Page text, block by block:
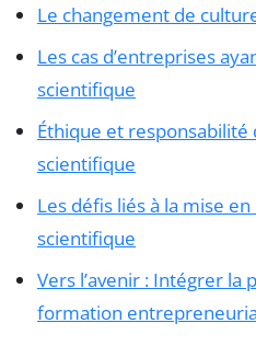
Le changement de
Les cas d’entreprises
scientifique
Éthique et responsabilité
scientifique
Les défis liés à la mise
scientifique
Vers l’avenir : Intégrer la
formation